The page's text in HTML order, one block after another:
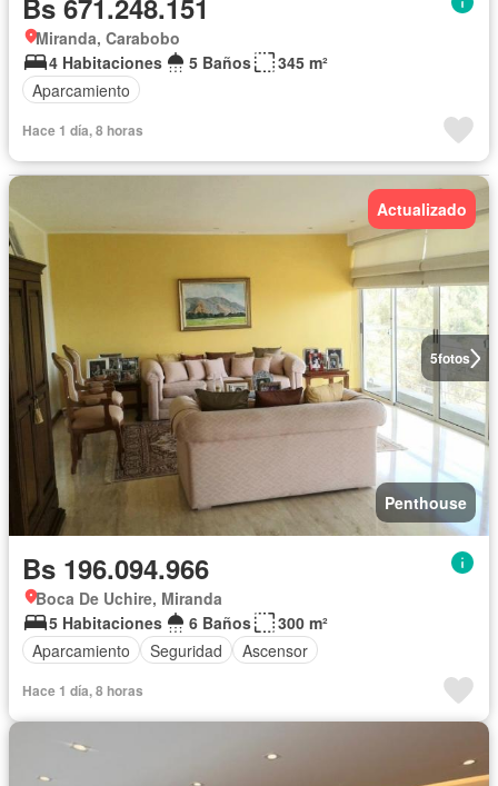
Bs 671.248.151
Miranda, Carabobo
4 Habitaciones
5 Baños
345 m²
Aparcamiento
Hace 1 día, 8 horas
5fotos
Actualizado
Penthouse
Bs 196.094.966
Boca De Uchire, Miranda
5 Habitaciones
6 Baños
300 m²
Aparcamiento
Seguridad Ascensor
Hace 1 día, 8 horas